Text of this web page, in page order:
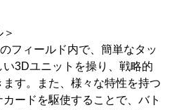
フィールド内で、簡単なタッ
3Dユニットを操り、戦略的
す。また、様々な特性を持つ
ードを駆使することで、バト